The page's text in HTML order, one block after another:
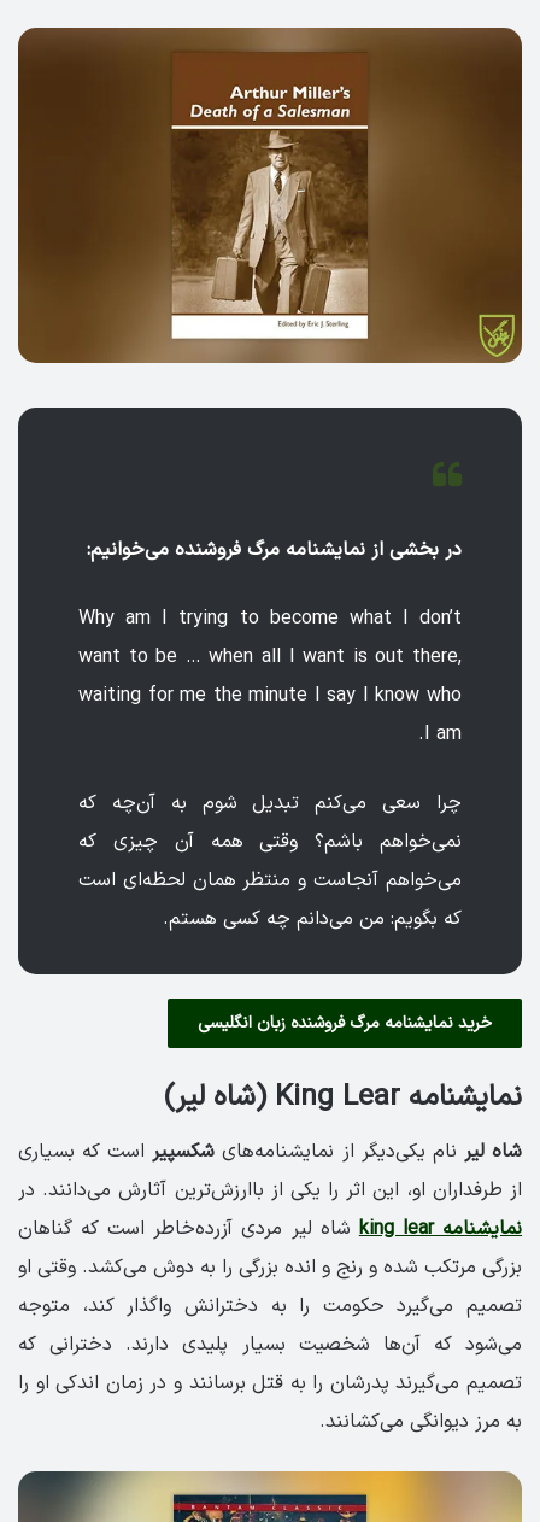
در بخشی از نمایشنامه مرگ فروشنده می‌خوانیم:
Why am I trying to become what I don’t
want to be … when all I want is out there,
waiting for me the minute I say I know who
I am.
چرا سعی می‌کنم تبدیل شوم به آن‌چه که
نمی‌خواهم باشم؟ وقتی همه آن چیزی که
می‌خواهم آنجاست و منتظر همان لحظه‌ای است
که بگویم: من می‌دانم چه کسی هستم.
خرید نمایشنامه مرگ فروشنده زبان انگلیسی
نمایشنامه King Lear (شاه لیر)
شاه لیر نام یکی‌دیگر از نمایشنامه‌هایشکسپیر است که بسیاری
از طرفداران او، این اثر را یکی از باارزش‌ترین آثارش می‌دانند. در
نمایشنامه king lear
شاه لیر مردی آزرده‌خاطر است که گناهان
بزرگی مرتکب شده و رنج و انده بزرگی را به دوش می‌کشد. وقتی او
تصمیم می‌گیرد حکومت را به دخترانش واگذار کند، متوجه
می‌شود که آن‌ها شخصیت بسیار پلیدی دارند. دخترانی که
تصمیم می‌گیرند پدرشان را به قتل برسانند و در زمان اندکی او را
به مرز دیوانگی می‌کشانند.